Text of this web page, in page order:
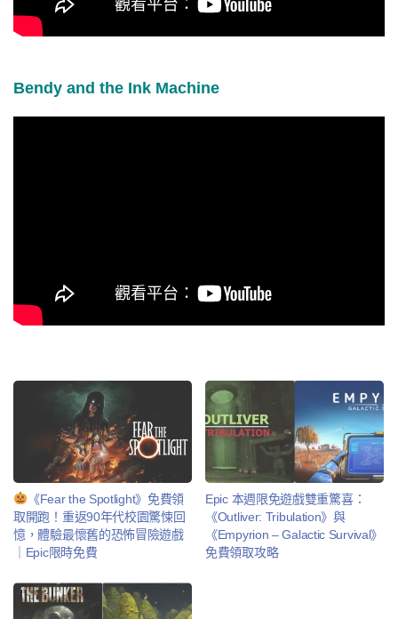
Bendy and the Ink Machine
《Fear the Spotlight》免費領
取開跑！重返90年代校園驚悚回
憶，體驗最懷舊的恐怖冒險遊戲
｜Epic限時免費
Epic 本週限免遊戲雙重驚喜：
《Outliver: Tribulation》與
《Empyrion – Galactic Survival》
免費領取攻略